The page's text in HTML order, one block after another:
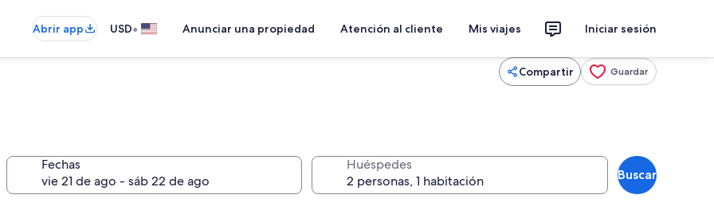
Abrir app USD• Anunciar una propiedad Atención al cliente Mis viajes Iniciar sesión
Compartir Guardar
Fechas Huéspedes
Buscar